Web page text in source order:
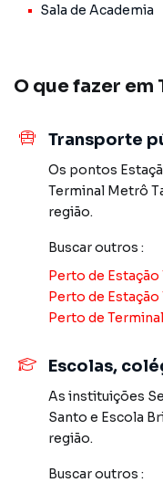
Sala de Academia
O que fazer em
Transporte
Os pontos
Terminal Metrô
região.
Buscar outros :
Perto de Estação
Perto de Estação
Perto de
Escolas,
As instituições
Santo e Escola
região.
Buscar outros :